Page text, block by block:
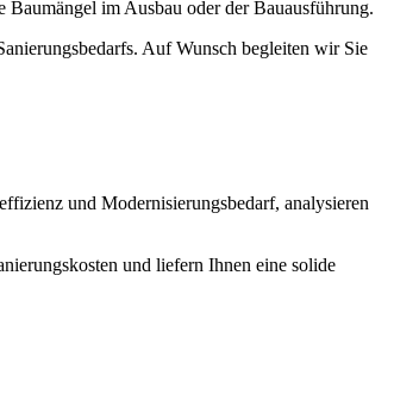
Baumängel im Ausbau oder der Bauausführung.
Auf Wunsch begleiten wir Sie
und Modernisierungsbedarf, analysieren
und liefern Ihnen eine solide